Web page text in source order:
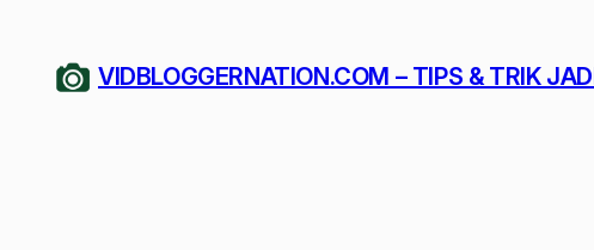
VIDBLOGGERNATION.COM – TIPS & TRIK